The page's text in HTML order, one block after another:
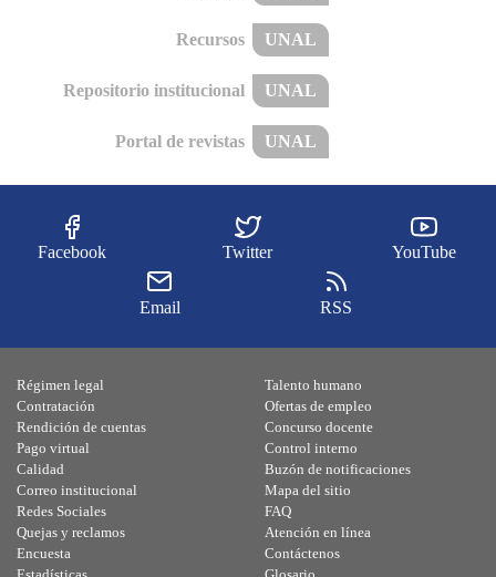
Recursos UNAL
Repositorio institucional UNAL
Portal de revistas UNAL
Facebook Twitter YouTube
Email RSS
Régimen legal
Contratación
Rendición de cuentas
Pago virtual
Calidad
Talento humano
Ofertas de empleo
Concurso docente
Control interno
Buzón de notificaciones
Correo institucional
Redes Sociales
Quejas y reclamos
Encuesta
Mapa del sitio
FAQ
Atención en línea
Contáctenos